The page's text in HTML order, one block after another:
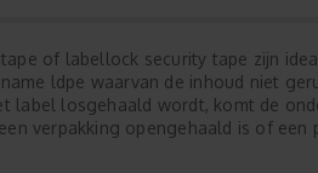
of labellock security tape zijn
ldpe waarvan de inhoud niet
label losgehaald wordt, komt de
verpakking opengehaald is of een